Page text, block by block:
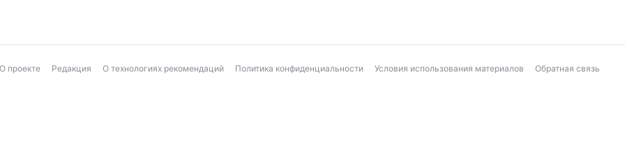
О проекте Редакция О технологиях рекомендаций Политика конфиденциальности Условия использования материалов Обратная связь